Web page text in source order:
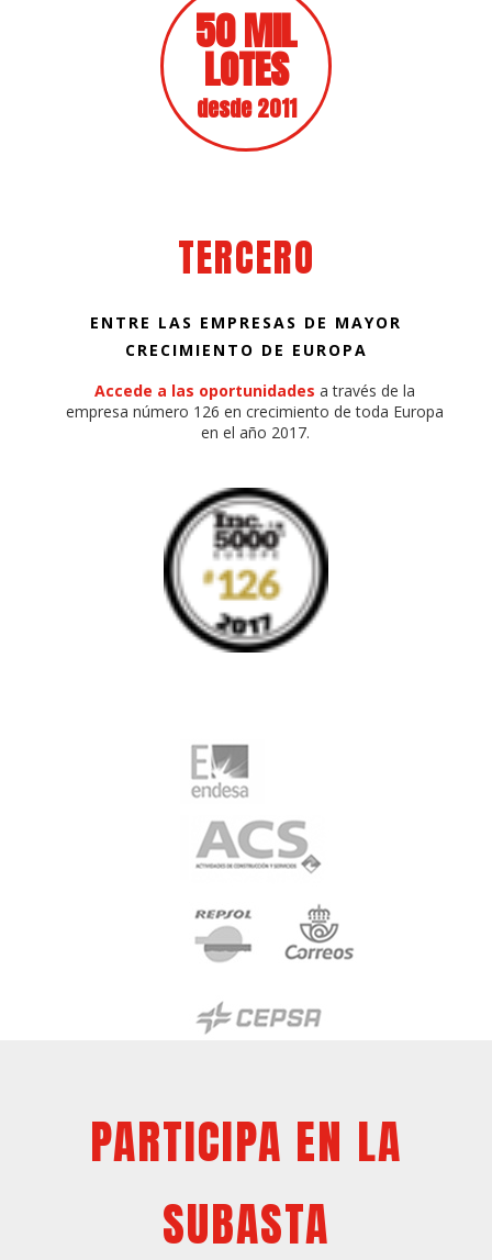
50 MIL
LOTES
desde 2011
TERCERO
ENTRE LAS EMPRESAS DE MAYOR
CRECIMIENTO DE EUROPA
Accede a las oportunidades a través de la
empresa número 126 en crecimiento de toda Europa
en el año 2017.
PARTICIPA EN LA
SUBASTA